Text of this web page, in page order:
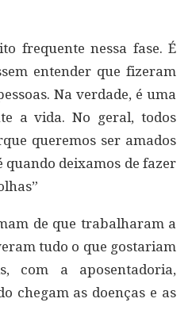
frequente nessa fase. É
entender que fizeram
Na verdade, é uma
a vida. No geral, todos
queremos ser amados
quando deixamos de fazer
de que trabalharam a
tudo o que gostariam
com a aposentadoria,
chegam as doenças e as